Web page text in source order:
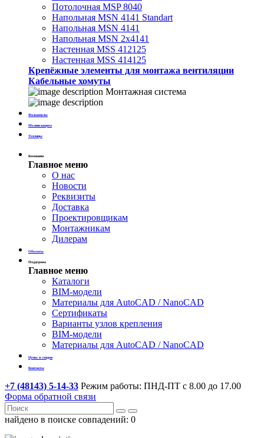
Потолочная MSP 8040
Напольная MSN 4141 Standart
Напольная MSN 4141
Напольная MSN 2х4141
Настенная MSS 412125
Настенная MSS 414125
Крепёжные элементы для монтажа вентиляции
Кабельные хомуты
Монтажная система
Фальшполы
Молниезащита
Теплицы
Компания
Главное меню
О нас
Новости
Реквизиты
Доставка
Проектировщикам
Монтажникам
Дилерам
Объекты
Поддержка
Главное меню
Каталоги
BIM-модели
Материалы для AutoCAD / NanoCAD
Сертификаты
Варианты узлов крепления
BIM-модели
Материалы для AutoCAD / NanoCAD
Цены и скидки
Контакты
+7 (48143) 5-14-33 Режим работы: ПНД-ПТ с 8.00 до 17.00
Форма обратной связи
найдено в поиске совпадений: 0